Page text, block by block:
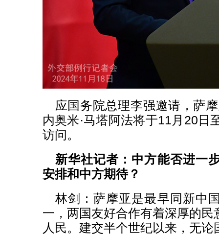
应国务院总理李强邀请，萨
内奥米·马塔阿法将于11月20日
访问。
新华社记者：中方能否进一
安排和中方期待？
林剑：萨摩亚是最早同新中
一，两国友好合作有着深厚的民
人民。建交半个世纪以来，无